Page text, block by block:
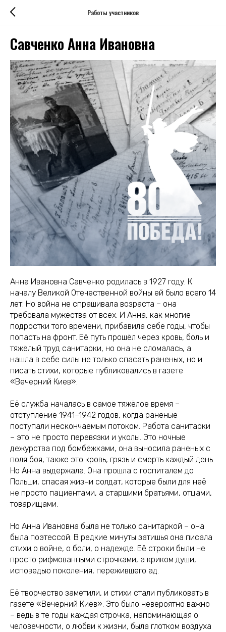
Работы участников
Савченко Анна Ивановна
Анна Ивановна Савченко родилась в 1927 году. К
началу Великой Отечественной войны ей было всего 14
лет. Но война не спрашивала возраста – она
требовала мужества от всех. И Анна, как многие
подростки того времени, прибавила себе годы, чтобы
попасть на фронт. Её путь прошёл через кровь, боль и
тяжёлый труд санитарки, но она не сломалась, а
нашла в себе силы не только спасать раненых, но и
писать стихи, которые публиковались в газете
«Вечерний Киев».
Её служба началась в самое тяжёлое время –
отступление 1941–1942 годов, когда раненые
поступали нескончаемым потоком. Работа санитарки
– это не просто перевязки и уколы. Это ночные
дежурства под бомбёжками, она выносила раненых с
поля боя, также это кровь, грязь и смерть каждый день.
Но Анна выдержала. Она прошла с госпиталем до
Польши, спасая жизни солдат, которые были для неё
не просто пациентами, а старшими братьями, отцами,
товарищами.
Но Анна Ивановна была не только санитаркой – она
была поэтессой. В редкие минуты затишья она писала
стихи о войне, о боли, о надежде. Её строки были не
просто рифмованными строчками, а криком души,
исповедью поколения, пережившего ад.
Её творчество заметили, и стихи стали публиковать в
газете «Вечерний Киев». Это было невероятно важно
– ведь в те годы каждая строчка, напоминающая о
человечности, о любви к жизни, была глотком воздуха